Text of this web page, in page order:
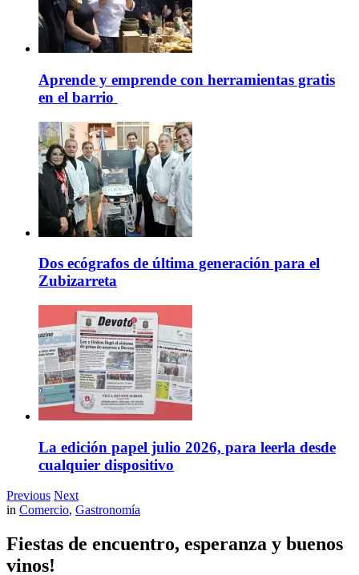
Aprende y emprende con herramientas gratis
en el barrio
Dos ecógrafos de última generación para el
Zubizarreta
La edición papel julio 2026, para leerla desde
cualquier dispositivo
Previous Next
in Comercio, Gastronomía
Fiestas de encuentro, esperanza y buenos
vinos!